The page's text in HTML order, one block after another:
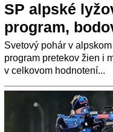
SP alpské
program,
Svetový pohár v
program pretekov žien i
v celkovom hodnotení...